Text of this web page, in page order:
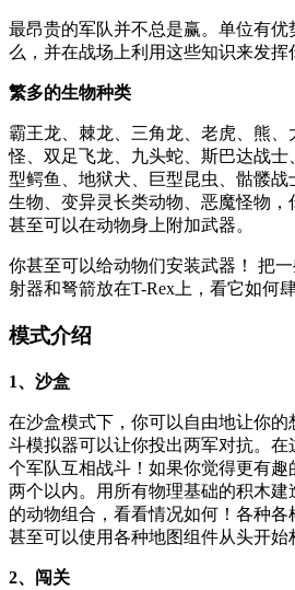
最昂贵的军队并不总是赢。单位有
么，并在战场上利用这些知识来发挥
繁多的生物种类
霸王龙、棘龙、三角龙、老虎、熊
怪、双足飞龙、九头蛇、斯巴达战
型鳄鱼、地狱犬、巨型昆虫、骷髅
生物、变异灵长类动物、恶魔怪物
甚至可以在动物身上附加武器。
你甚至可以给动物们安装武器！ 把
射器和弩箭放在T-Rex上，看它如何
模式介绍
1、沙盒
在沙盒模式下，你可以自由地让你
斗模拟器可以让你投出两军对抗。
个军队互相战斗！如果你觉得更有
两个以内。用所有物理基础的积木建
的动物组合，看看情况如何！各种各
甚至可以使用各种地图组件从头开始
2、闯关